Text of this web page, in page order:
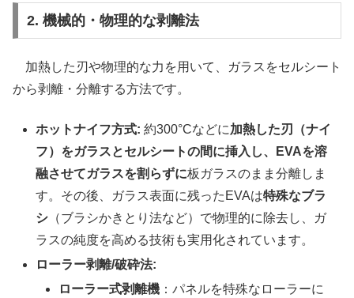
2. 機械的・物理的な剥離法
加熱した刃や物理的な力を用いて、ガラスをセルシート
から剥離・分離する方法です。
ホットナイフ方式: 約300°Cなどに加熱した刃（ナイ
フ）をガラスとセルシートの間に挿入し、EVAを溶
融させてガラスを割らずに板ガラスのまま分離しま
す。その後、ガラス表面に残ったEVAは特殊なブラ
シ （ブラシかきとり法など）で物理的に除去し、ガ
ラスの純度を高める技術も実用化されています。
ローラー剥離/破砕法:
ローラー式剥離機 ：パネルを特殊なローラーに